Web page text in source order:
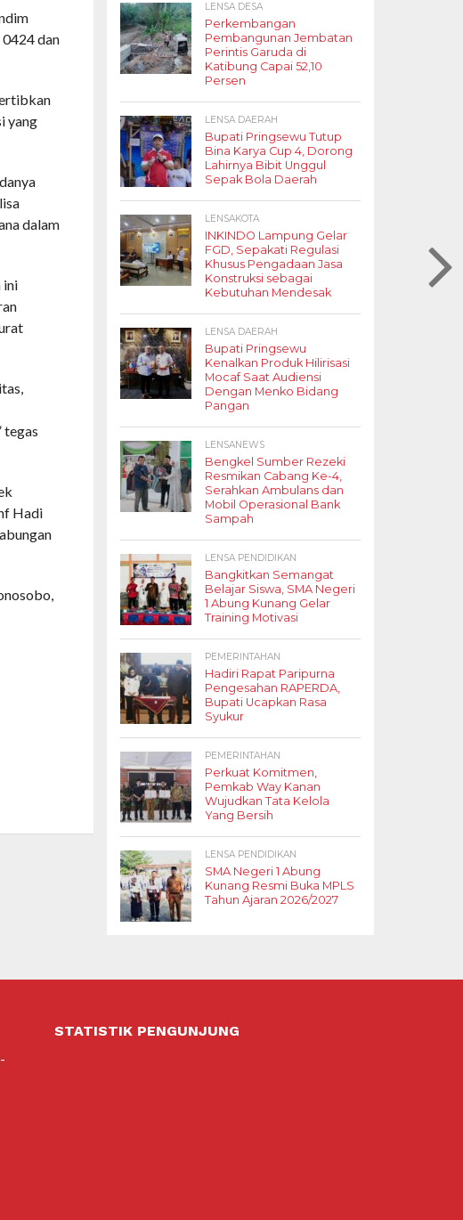
dan
yang
dalam
ini
tegas
Hadi
LENSA DESA
Perkembangan
Pembangunan Jembatan
Perintis Garuda di
Katibung Capai 52,10
Persen
LENSA DAERAH
Bupati Pringsewu Tutup
Bina Karya Cup 4, Dorong
Lahirnya Bibit Unggul
Sepak Bola Daerah
LENSAKOTA
INKINDO Lampung Gelar
FGD, Sepakati Regulasi
Khusus Pengadaan Jasa
Konstruksi sebagai
Kebutuhan Mendesak
LENSA DAERAH
Bupati Pringsewu
Kenalkan Produk Hilirisasi
Mocaf Saat Audiensi
Dengan Menko Bidang
Pangan
LENSANEWS
Bengkel Sumber Rezeki
Resmikan Cabang Ke-4,
Serahkan Ambulans dan
Mobil Operasional Bank
Sampah
LENSA PENDIDIKAN
Bangkitkan Semangat
Belajar Siswa, SMA Negeri
1 Abung Kunang Gelar
Training Motivasi
PEMERINTAHAN
Hadiri Rapat Paripurna
Pengesahan RAPERDA,
Bupati Ucapkan Rasa
Syukur
PEMERINTAHAN
Perkuat Komitmen,
Pemkab Way Kanan
Wujudkan Tata Kelola
Yang Bersih
LENSA PENDIDIKAN
SMA Negeri 1 Abung
Kunang Resmi Buka MPLS
Tahun Ajaran 2026/2027
STATISTIK PENGUNJUNG